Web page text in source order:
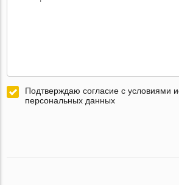
Подтверждаю согласие с условиями
персональных данных